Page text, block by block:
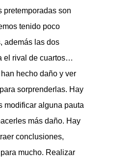
pretemporadas son
tenido poco
además las dos
el rival de cuartos…
hecho daño y ver
sorprenderlas. Hay
modificar alguna pauta
más daño. Hay
conclusiones,
mucho. Realizar